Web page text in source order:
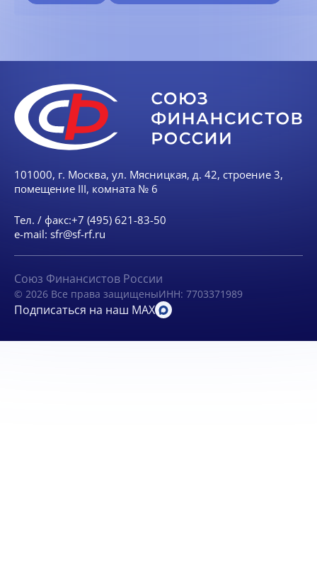
101000, г. Москва, ул. Мясницкая, д. 42, строение 3,
помещение III, комната № 6
Тел. / факс:+7 (495) 621-83-50
e-mail: sfr@sf-rf.ru
Союз Финансистов России
© 2026 Все права защищеныИНН: 7703371989
Подписаться на наш MAX